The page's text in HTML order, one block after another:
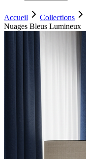
Accueil Collections
Nuages Bleus Lumineux